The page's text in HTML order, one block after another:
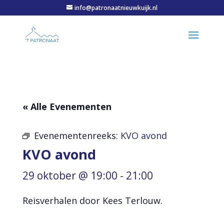
info@patronaatnieuwkuijk.nl
« Alle Evenementen
Evenementenreeks: KVO avond
KVO avond
29 oktober @ 19:00 - 21:00
Reisverhalen door Kees Terlouw.